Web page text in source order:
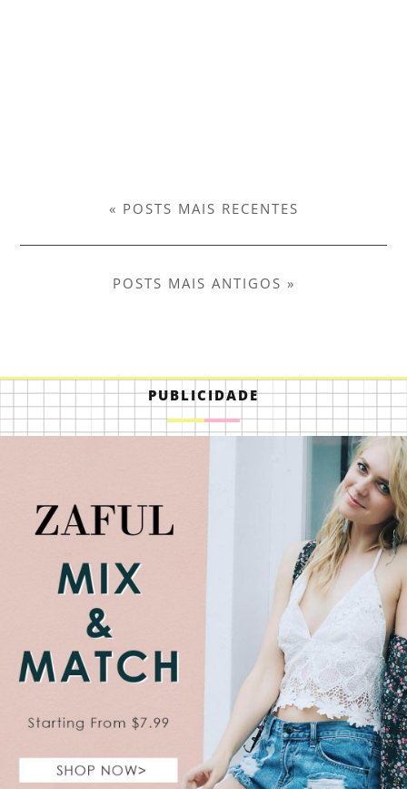
« POSTS MAIS RECENTES
POSTS MAIS ANTIGOS »
PUBLICIDADE